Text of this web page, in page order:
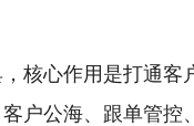
核心作用是打通客
户公海、跟单管控、